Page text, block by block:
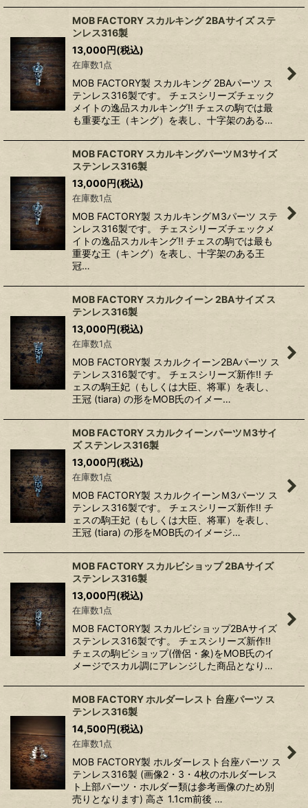
MOB FACTORY スカルキング 2BAサイズ ステ
ンレス316製
13,000円(税込)
在庫数1点
MOB FACTORY製 スカルキング 2BAパーツ ス
テンレス316製です。 チェスシリーズチェック
メイトの逸品スカルキング!! チェスの駒では最
も重要な王（キング）を表し、十字架のある…
MOB FACTORY スカルキングパーツＭ3サイズ
ステンレス316製
13,000円(税込)
在庫数1点
MOB FACTORY製 スカルキングＭ3パーツ ステ
ンレス316製です。 チェスシリーズチェックメ
イトの逸品スカルキング!! チェスの駒では最も
重要な王（キング）を表し、十字架のある王
冠…
MOB FACTORY スカルクイーン 2BAサイズ ス
テンレス316製
13,000円(税込)
在庫数1点
MOB FACTORY製 スカルクイーン2BAパーツ ス
テンレス316製です。 チェスシリーズ新作!! チ
ェスの駒王妃（もしくは大臣、将軍）を表し、
王冠 (tiara) の形をMOB氏のイメー…
MOB FACTORY スカルクイーンパーツＭ3サイ
ズ ステンレス316製
13,000円(税込)
在庫数1点
MOB FACTORY製 スカルクイーンＭ3パーツ ス
テンレス316製です。 チェスシリーズ新作!! チ
ェスの駒王妃（もしくは大臣、将軍）を表し、
王冠 (tiara) の形をMOB氏のイメージ…
MOB FACTORY スカルビショップ 2BAサイズ
ステンレス316製
13,000円(税込)
在庫数1点
MOB FACTORY製 スカルビショップ2BAサイズ
ステンレス316製です。 チェスシリーズ新作!!
チェスの駒ビショップ(僧侶・象)をMOB氏のイ
メージでスカル調にアレンジした商品となり…
MOB FACTORY ホルダーレスト 台座パーツ ス
テンレス316製
14,500円(税込)
在庫数1点
MOB FACTORY製 ホルダーレスト台座パーツ ス
テンレス316製 (画像2・3・4枚のホルダーレス
ト上部パーツ・ホルダー類は参考画像のため別
売りとなります) 高さ 1.1cm前後 …